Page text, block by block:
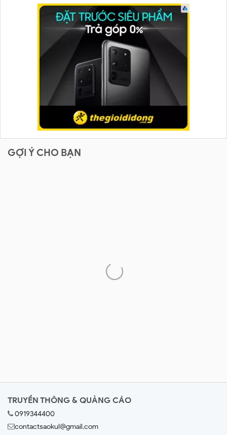
GỢI Ý CHO BẠN
TRUYỀN THÔNG & QUẢNG CÁO
0919344400
contactsaokul@gmail.com